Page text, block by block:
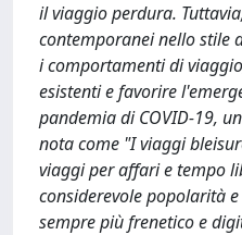
il viaggio perdura.
contemporanei nello stile
i comportamenti di
esistenti e favorire
pandemia di COVID-19,
nota come "I viaggi
viaggi per affari e tempo
considerevole popolarità
sempre più frenetico e